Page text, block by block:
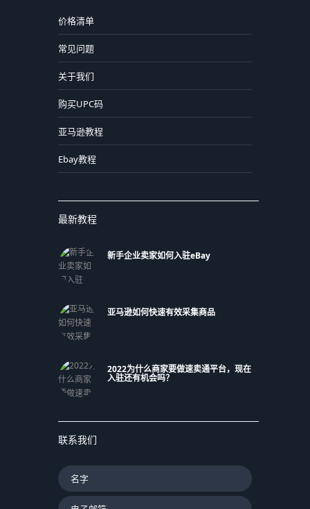
价格清单
常见问题
关于我们
购买UPC码
亚马逊教程
Ebay教程
最新教程
新手企业卖家如何入驻eBay
亚马逊如何快速有效采集商品
2022为什么商家要做速卖通平台，现在
入驻还有机会吗？
联系我们